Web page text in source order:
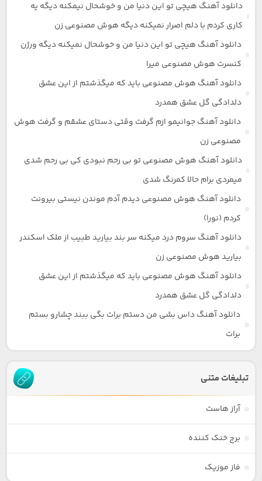
دانلود آهنگ هیچی تو این دنیا من و خوشحال نیمکنه دیگه یه
کاری کردم با دلم اصرار نمیکنه دیگه هوش مصنوعی زن
دانلود آهنگ هیچی تو این دنیا من و خوشحال نمیکنه دیگه ورژن
کنسرت هوش مصنوعی میرا
دانلود آهنگ هوش مصنوعی باید که میگذشتم از این عشق
دلدادگی گل عشق همدرد
دانلود آهنگ جوانیمو ازم گرفت وقتی دستای عشقم و گرفت هوش
مصنوعی زن
دانلود آهنگ هوش مصنوعی تو بی رحم نبودی کی بی رحم شدی
میمردی برام حالا کمرنگ شدی
دانلود آهنگ هوش مصنوعی دیدم آدم موندن نیستی بیرونت
کردم (نورا)
دانلود آهنگ سروم درد میکنه سر بند بیارید طبیب از ملک اسکندر
بیارید هوش مصنوعی زن
دانلود آهنگ هوش مصنوعی باید که میگذشتم از این عشق
دلدادگی گل عشق همدرد
دانلود آهنگ داس بشی من دستم برات بگی ببند چشارو بستم
برات
تبلیغات متنی
آراز هاست
برج خنک کننده
فاز موزیک